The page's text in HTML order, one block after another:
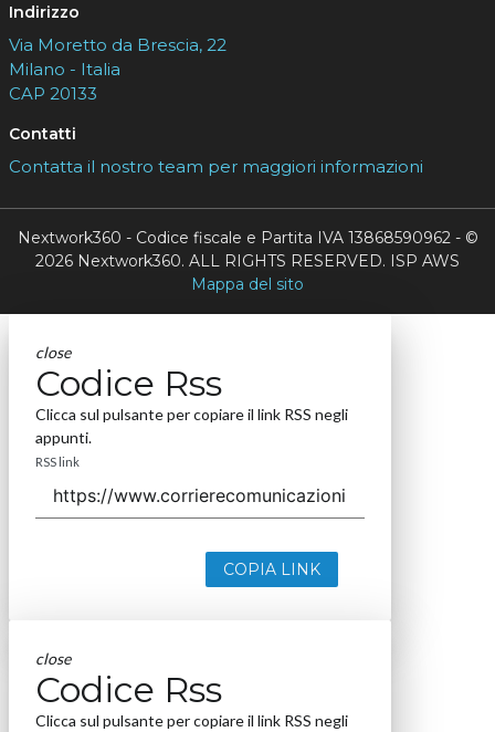
Indirizzo
Via Moretto da Brescia, 22
Milano - Italia
CAP 20133
Contatti
Contatta il nostro team per maggiori informazioni
Nextwork360 - Codice fiscale e Partita IVA 13868590962 - ©
2026 Nextwork360. ALL RIGHTS RESERVED. ISP AWS
Mappa del sito
close
Codice Rss
Clicca sul pulsante per copiare il link RSS negli
appunti.
RSS link
COPIA LINK
close
Codice Rss
Clicca sul pulsante per copiare il link RSS negli